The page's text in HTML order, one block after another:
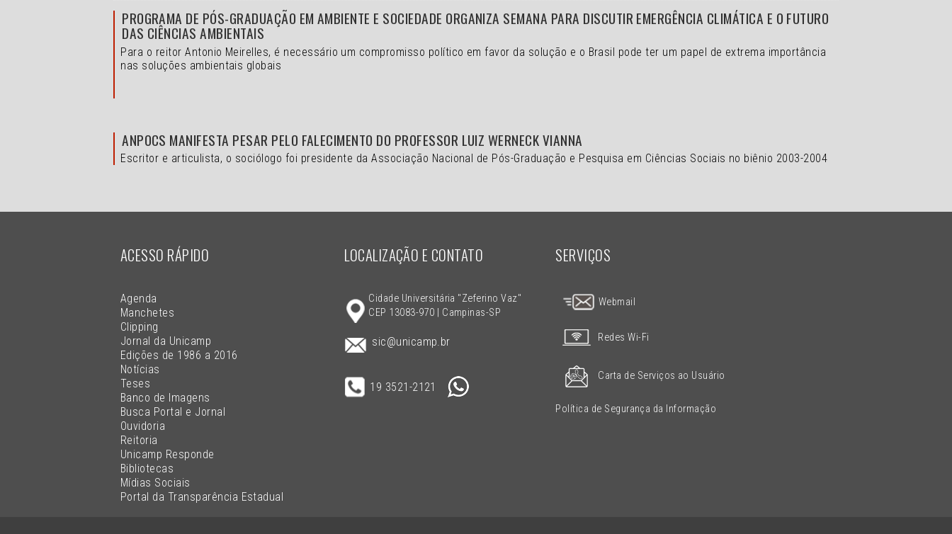
PROGRAMA DE PÓS-GRADUAÇÃO EM AMBIENTE E SOCIEDADE ORGANIZA SEMANA PARA DISCUTIR EMERGÊNCIA CLIMÁTICA E O FUTURO
DAS CIÊNCIAS AMBIENTAIS
Para o reitor Antonio Meirelles, é necessário um compromisso político em favor da solução e o Brasil pode ter um papel de extrema importância
nas soluções ambientais globais
ANPOCS MANIFESTA PESAR PELO FALECIMENTO DO PROFESSOR LUIZ WERNECK VIANNA
Escritor e articulista, o sociólogo foi presidente da Associação Nacional de Pós-Graduação e Pesquisa em Ciências Sociais no biênio 2003-2004
ACESSO RÁPIDO
Agenda
Manchetes
Clipping
Jornal da Unicamp
Edições de 1986 a 2016
Notícias
Teses
Banco de Imagens
Busca Portal e Jornal
Ouvidoria
Reitoria
Unicamp Responde
Bibliotecas
Mídias Sociais
Portal da Transparência Estadual
LOCALIZAÇÃO E CONTATO
Cidade Universitária "Zeferino Vaz"
CEP 13083-970 | Campinas-SP
sic@unicamp.br
19 3521-2121
SERVIÇOS
Webmail
Redes Wi-Fi
Carta de Serviços ao Usuário
Política de Segurança da Informação